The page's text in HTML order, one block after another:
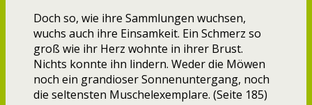
Doch so, wie ihre Sammlungen wuchsen,
wuchs auch ihre Einsamkeit. Ein Schmerz so
groß wie ihr Herz wohnte in ihrer Brust.
Nichts konnte ihn lindern. Weder die Möwen
noch ein grandioser Sonnenuntergang, noch
die seltensten Muschelexemplare. (Seite 185)